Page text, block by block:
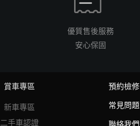
優質售後服務
安心保固
賞車專區
新車專區
二手車認證
預約檢修
常見問題
聯絡我們